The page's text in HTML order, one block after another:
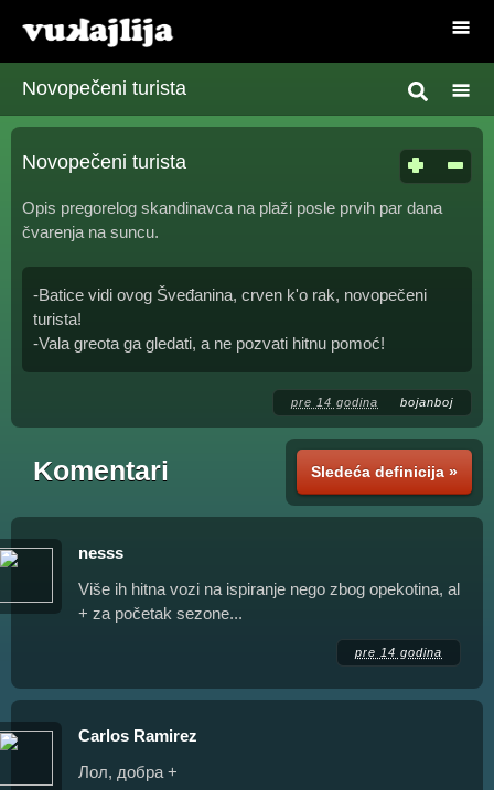
Novopečeni turista
Novopečeni turista
Opis pregorelog skandinavca na plaži posle prvih par dana
čvarenja na suncu.
-Batice vidi ovog Šveđanina, crven k'o rak, novopečeni
turista!
-Vala greota ga gledati, a ne pozvati hitnu pomoć!
pre 14 godina bojanboj
Sledeća definicija »
Komentari
nesss
Više ih hitna vozi na ispiranje nego zbog opekotina, al
+ za početak sezone...
pre 14 godina
Carlos Ramirez
Лол, добра +